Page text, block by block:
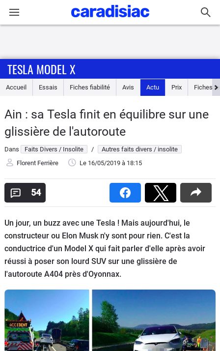
Accueil
Essais
Guide
d'achat
Electriques
Utilitaires
Flottes
Auto
Services
Moto
Marques
TESLA MODEL X
Accueil Essais Fiches fiabilité Avis Actu Prix Fiches
Ain : sa Tesla finit en équilibre sur une
glissière de l'autoroute
Dans Faits Divers / Insolite /
Autres faits divers / insolite
Florent Ferrière
Le 16/05/2019 à 18:15
54
Un jour, un buzz avec une Tesla ! Mais aujourd'hui, le
constructeur ou Elon Musk n'y sont pour rien. C'est la
conductrice d'un Model X qui fait parler d'elle après avoir
réussi à poser son lourd SUV sur une glissière de
l'autoroute A404 près d'Oyonnax.